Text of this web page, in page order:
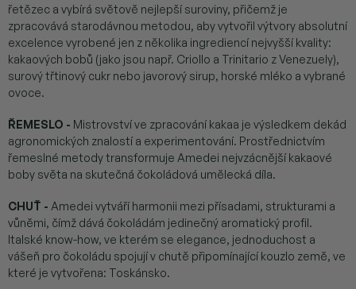
řetězec a vybírá světově nejlepší suroviny, přičemž je
zpracovává starodávnou metodou, aby vytvořil výtvory absolutní
excelence vyrobené jen z několika ingrediencí nejvyšší kvality:
kakaových bobů (jako jsou např. Criollo a Trinitario z Venezuely),
surový třtinový cukr nebo javorový sirup, horské mléko a vybrané
ovoce.
ŘEMESLO - Mistrovství ve zpracování kakaa je výsledkem dekád
agronomických znalostí a experimentování. Prostřednictvím
řemeslné metody transformuje Amedei nejvzácnější kakaové
boby světa na skutečná čokoládová umělecká díla.
CHUŤ - Amedei vytváří harmonii mezi přísadami, strukturami a
vůněmi, čímž dává čokoládám jedinečný aromatický profil.
Italské know-how, ve kterém se elegance, jednoduchost a
vášeň pro čokoládu spojují v chutě připomínající kouzlo země, ve
které je vytvořena: Toskánsko.